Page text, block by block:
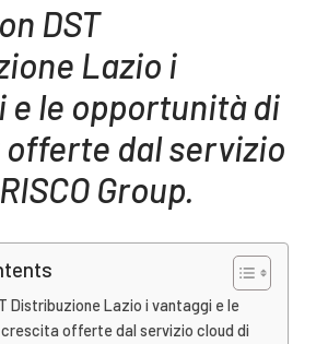
DST
Lazio i
e le opportunità di
dal servizio
Group.
Distribuzione Lazio i vantaggi e le
offerte dal servizio cloud di